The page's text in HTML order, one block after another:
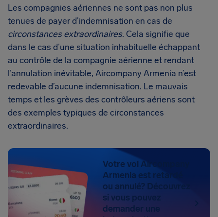
Les compagnies aériennes ne sont pas non plus
tenues de payer d’indemnisation en cas de
circonstances extraordinaires. Cela signifie que
dans le cas d’une situation inhabituelle échappant
au contrôle de la compagnie aérienne et rendant
l’annulation inévitable, Aircompany Armenia n’est
redevable d’aucune indemnisation. Le mauvais
temps et les grèves des contrôleurs aériens sont
des exemples typiques de circonstances
extraordinaires.
Votre vol Aircompany
Armenia est retardé
ou annulé? Découvrez
si vous pouvez
demander une